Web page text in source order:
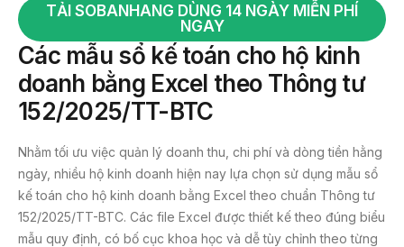
TẢI SOBANHANG DÙNG 14 NGÀY MIỄN PHÍ
NGAY
Các mẫu sổ kế toán cho hộ kinh
doanh bằng Excel theo Thông tư
152/2025/TT-BTC
Nhằm tối ưu việc quản lý doanh thu, chi phí và dòng tiền hằng
ngày, nhiều hộ kinh doanh hiện nay lựa chọn sử dụng mẫu sổ
kế toán cho hộ kinh doanh bằng Excel theo chuẩn Thông tư
152/2025/TT-BTC. Các file Excel được thiết kế theo đúng biểu
mẫu quy định, có bố cục khoa học và dễ tùy chỉnh theo từng